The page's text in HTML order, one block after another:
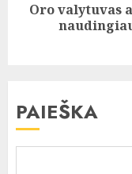
Next
Oro valytuvas
PAIEŠKA